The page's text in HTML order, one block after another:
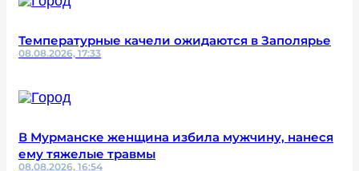
Температурные качели ожидаются в Заполярье
08.08.2026, 17:33
В Мурманске женщина избила мужчину, нанеся
ему тяжелые травмы
08.08.2026, 16:54